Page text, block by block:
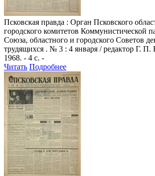
Псковская правда : Орган Псковского
городского комитетов Коммунистической
Союза, областного и городского Советов
трудящихся . № 3 : 4 января / редактор Г. П.
1968. - 4 с. -
Читать Подробнее